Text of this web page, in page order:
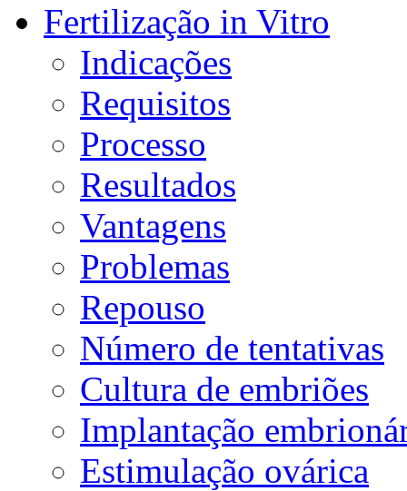
Fertilização in Vitro
Indicações
Requisitos
Processo
Resultados
Vantagens
Problemas
Repouso
Número de tentativas
Cultura de embriões
Implantação
Estimulação ovárica